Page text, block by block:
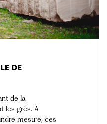
DE
de la
les grès. À
mesure, ces